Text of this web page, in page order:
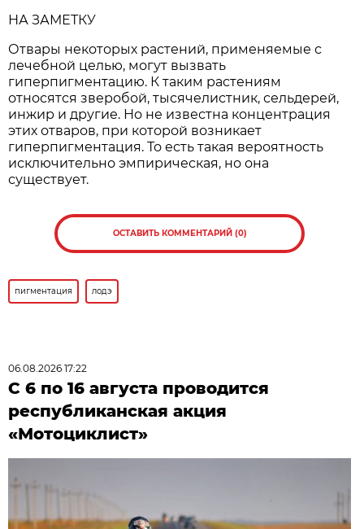
НА ЗАМЕТКУ
Отвары некоторых растений, применяемые с
лечебной целью, могут вызвать
гиперпигментацию. К таким растениям
относятся зверобой, тысячелистник, сельдерей,
инжир и другие. Но не известна концентрация
этих отваров, при которой возникает
гиперпигментация. То есть такая вероятность
исключительно эмпирическая, но она
существует.
ОСТАВИТЬ КОММЕНТАРИЙ (0)
пигментация лодэ
06.08.2026 17:22
С 6 по 16 августа проводится
республиканская акция
«Мотоциклист»